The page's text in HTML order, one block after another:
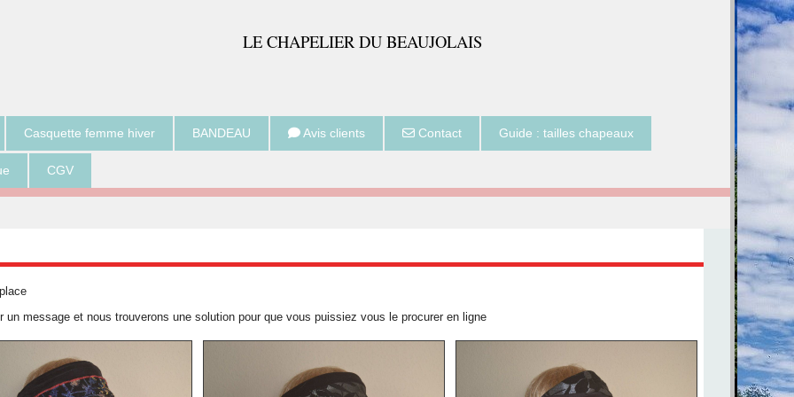
LE CHAPELIER DU BEAUJOLAIS
Casquette femme hiver BANDEAU Avis clients Contact Guide : tailles chapeaux
CGV
message et nous trouverons une solution pour que vous puissiez vous le procurer en ligne